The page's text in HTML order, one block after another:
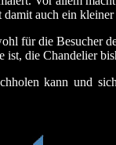
auch ein
für die Besucher
die Chandelier
kann und